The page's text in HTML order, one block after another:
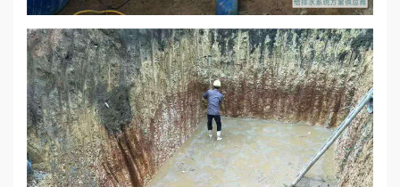
资
讯
荣
誉
资